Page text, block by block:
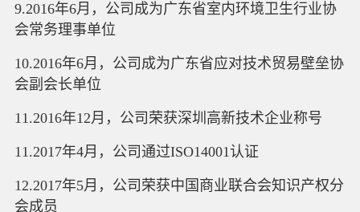
9.2016年6月，公司成为广东省室内环境卫生行业协
会常务理事单位
10.2016年6月，公司成为广东省应对技术贸易壁垒协
会副会长单位
11.2016年12月，公司荣获深圳高新技术企业称号
11.2017年4月，公司通过ISO14001认证
12.2017年5月，公司荣获中国商业联合会知识产权分
会成员